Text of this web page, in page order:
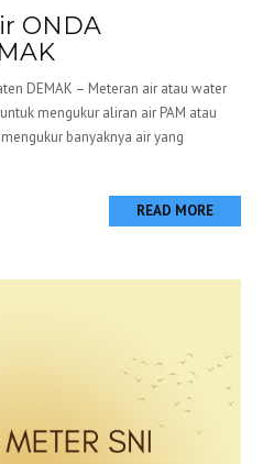
ONDA
DEMAK – Meteran air atau water
mengukur aliran air PAM atau
banyaknya air yang
READ MORE